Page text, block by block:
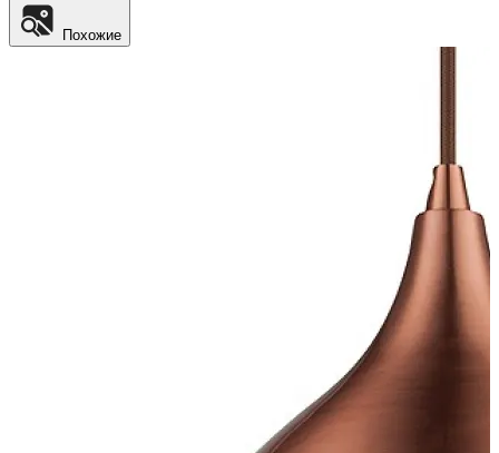
Похожие